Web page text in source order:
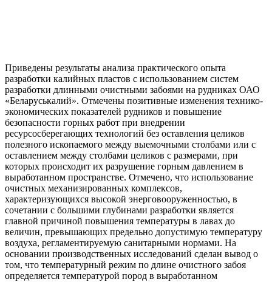
Приведены результаты анализа практического опыта
разработки калийных пластов с использованием систем
разработки длинными очистными забоями на рудниках ОАО
«Беларуськалий». Отмечены позитивные изменения технико-
экономических показателей рудников и повышение
безопасности горных работ при внедрении
ресурсосберегающих технологий без оставления целиков
полезного ископаемого между выемочными столбами или с
оставлением между столбами целиков с размерами, при
которых происходит их разрушение горным давлением в
выработанном пространстве. Отмечено, что использование
очистных механизированных комплексов,
характеризующихся высокой энерговооруженностью, в
сочетании с большими глубинами разработки является
главной причиной повышения температуры в лавах до
величин, превышающих предельно допустимую температуру
воздуха, регламентируемую санитарными нормами. На
основании производственных исследований сделан вывод о
том, что температурный режим по длине очистного забоя
определяется температурой пород в выработанном